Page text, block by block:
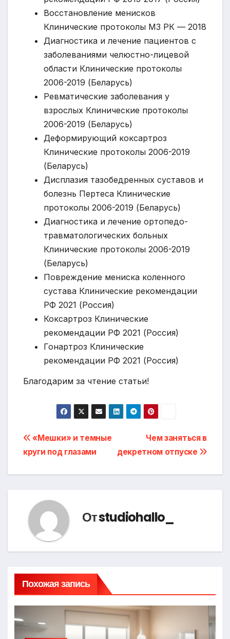
Восстановление менисков
Клинические протоколы МЗ РК — 2018
Диагностика и лечение пациентов с
заболеваниями челюстно-лицевой
области Клинические протоколы
2006-2019 (Беларусь)
Ревматические заболевания у
взрослых Клинические протоколы
2006-2019 (Беларусь)
Деформирующий коксартроз
Клинические протоколы 2006-2019
(Беларусь)
Дисплазия тазобедренных суставов и
болезнь Пертеса Клинические
протоколы 2006-2019 (Беларусь)
Диагностика и лечение ортопедо-
травматологических больных
Клинические протоколы 2006-2019
(Беларусь)
Повреждение мениска коленного
сустава Клинические рекомендации
РФ 2021 (Россия)
Коксартроз Клинические
рекомендации РФ 2021 (Россия)
Гонартроз Клинические
рекомендации РФ 2021 (Россия)
Благодарим за чтение статьи!
Навигация
по
Чем заняться в
декретном отпуске
«Мешки» и темные
круги под глазами
Отstudiohallo_
Похожая запись